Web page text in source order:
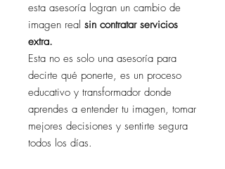
esta asesoría logran un cambio de
imagen real sin contratar servicios
extra.
Esta no es solo una asesoría para
decirte qué ponerte, es un proceso
educativo y transformador donde
aprendes a entender tu imagen, tomar
mejores decisiones y sentirte segura
todos los días.